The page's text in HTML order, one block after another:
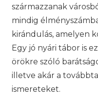
származzanak
mindig
kirándulás, amelyen
Egy jó nyári tábor is
örökre szóló
illetve akár a
ismereteket.